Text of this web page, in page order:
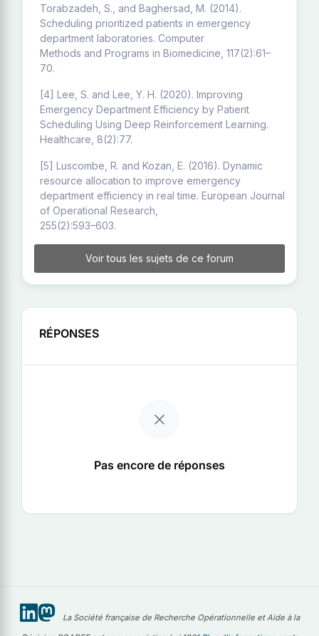
Torabzadeh, S., and Baghersad, M. (2014).
Scheduling prioritized patients in emergency
department laboratories. Computer
Methods and Programs in Biomedicine, 117(2):61–
70.
[4] Lee, S. and Lee, Y. H. (2020). Improving
Emergency Department Efficiency by Patient
Scheduling Using Deep Reinforcement Learning.
Healthcare, 8(2):77.
[5] Luscombe, R. and Kozan, E. (2016). Dynamic
resource allocation to improve emergency
department efficiency in real time. European Journal
of Operational Research,
255(2):593–603.
Voir tous les sujets de ce forum
RÉPONSES
Pas encore de réponses
La Société française de Recherche Opérationnelle et Aide à la